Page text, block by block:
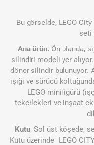
Bu görselde, LEGO
seti
Ana ürün: Ön planda,
silindiri modeli yer
döner silindir bulunuyor.
ışığı ve sürücü
LEGO minifigürü
tekerlekleri ve inşaat
Kutu: Sol üst köşede,
Kutu üzerinde "LEGO